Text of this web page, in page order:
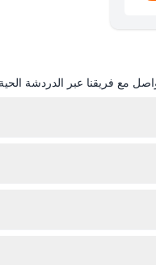
مع فريقنا عبر الدردشة الحية